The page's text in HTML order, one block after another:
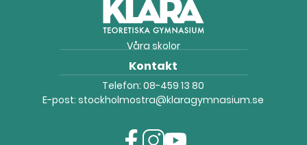
Våra skolor
Kontakt
Telefon:08-459 13 80
E-post:stockholmostra@klaragymnasium.se